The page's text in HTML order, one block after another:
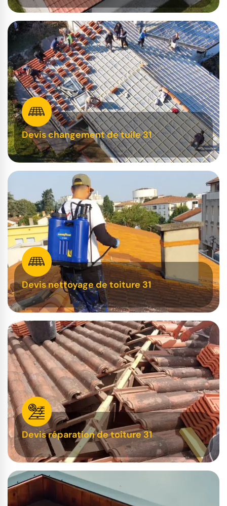
Devis changement de tuile 31
Devis nettoyage de toiture 31
Devis réparation de toiture 31